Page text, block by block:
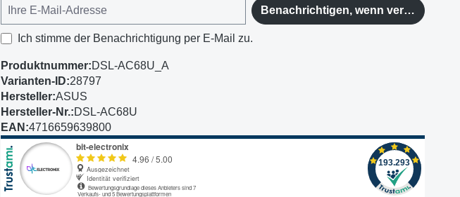
Benachrichtigen, wenn verfügbar
Ich stimme der Benachrichtigung per E-Mail zu.
Produktnummer:DSL-AC68U_A
Varianten-ID:28797
Hersteller:ASUS
Hersteller-Nr.:DSL-AC68U
EAN:4716659639800